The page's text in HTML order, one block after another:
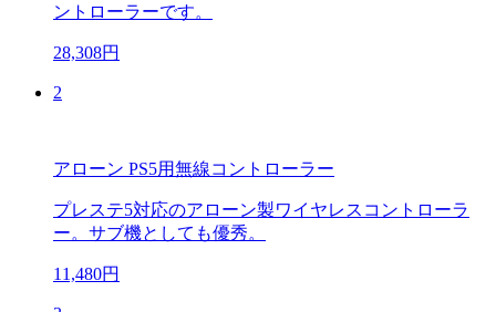
ントローラーです。
28,308円
2
アローン PS5用無線コントローラー
プレステ5対応のアローン製ワイヤレスコントローラ
ー。サブ機としても優秀。
11,480円